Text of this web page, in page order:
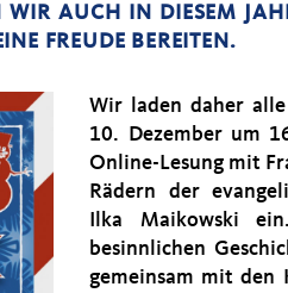
WIR AUCH IN DIESEM
FREUDE BEREITEN.
Wir laden daher
10. Dezember um
Online-Lesung mit
Rädern der
Ilka Maikowski
besinnlichen
gemeinsam mit den